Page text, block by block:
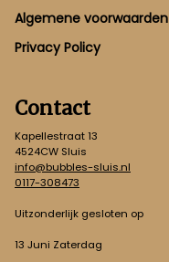
Footer
Algemene voorwaarden
Privacy Policy
Contact
Kapellestraat 13
4524CW Sluis
info@bubbles-sluis.nl
0117-308473
Uitzonderlijk gesloten op
13 Juni Zaterdag